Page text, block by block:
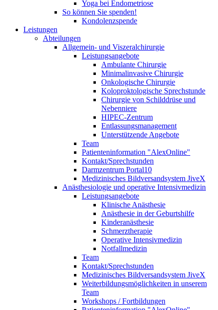
Yoga bei Endometriose
So können Sie spenden!
Kondolenzspende
Leistungen
Abteilungen
Allgemein- und Viszeralchirurgie
Leistungsangebote
Ambulante Chirurgie
Minimalinvasive Chirurgie
Onkologische Chirurgie
Koloproktologische Sprechstunde
Chirurgie von Schilddrüse und
Nebenniere
HIPEC-Zentrum
Entlassungsmanagement
Unterstützende Angebote
Team
Patienteninformation "AlexOnline"
Kontakt/Sprechstunden
Darmzentrum Portal10
Medizinisches Bildversandsystem JiveX
Anästhesiologie und operative Intensivmedizin
Leistungsangebote
Klinische Anästhesie
Anästhesie in der Geburtshilfe
Kinderanästhesie
Schmerztherapie
Operative Intensivmedizin
Notfallmedizin
Team
Kontakt/Sprechstunden
Medizinisches Bildversandsystem JiveX
Weiterbildungsmöglichkeiten in unserem
Team
Workshops / Fortbildungen